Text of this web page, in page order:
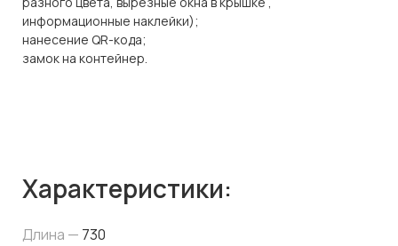
информационные наклейки);
нанесение QR-кода;
замок на контейнер.
Характеристики:
Длина — 730